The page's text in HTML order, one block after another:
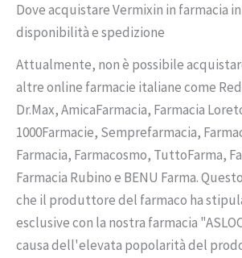
Dove acquistare Vermixin in farmacia
disponibilità e spedizione
Attualmente, non è possibile
altre online farmacie italiane come
Dr.Max, AmicaFarmacia, Farmacia
1000Farmacie, Semprefarmacia,
Farmacia, Farmacosmo, TuttoFarma,
Farmacia Rubino e BENU Farma.
che il produttore del farmaco ha
esclusive con la nostra farmacia
causa dell'elevata popolarità del